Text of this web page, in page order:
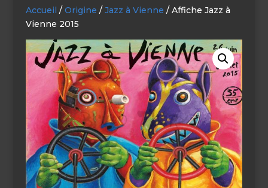
Accueil / Origine / Jazz à Vienne / Affiche Jazz à
Vienne 2015